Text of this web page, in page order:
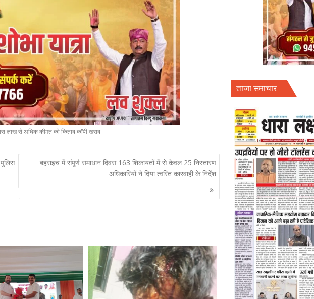
लाख से अधिक कीमत की किताब कॉपी खराब
बहराइच में संपूर्ण समाधान दिवस 163 शिकायतों में से केवल 25 निस्तारण
अधिकारियों ने दिया त्वरित कारवाही के निर्देश
ताजा समाचार